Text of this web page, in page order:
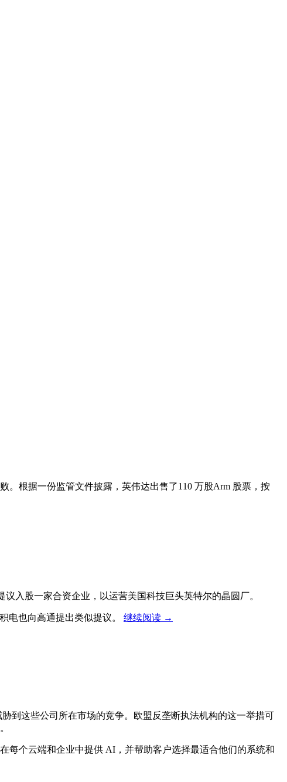
。根据一份监管文件披露，英伟达出售了110 万股Arm 股票，按
入股一家合资企业，以运营美国科技巨头英特尔的晶圆厂。
电也向高通提出类似提议。 继续阅读 →
到这些公司所在市场的竞争。欧盟反垄断执法机构的这一举措可
每个云端和企业中提供 AI，并帮助客户选择最适合他们的系统和